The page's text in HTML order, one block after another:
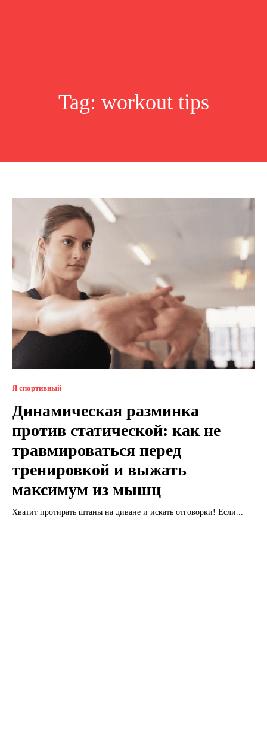
Tag: workout tips
Я спортивный
Динамическая разминка
против статической: как не
травмироваться перед
тренировкой и выжать
максимум из мышц
Хватит протирать штаны на диване и искать отговорки! Если...